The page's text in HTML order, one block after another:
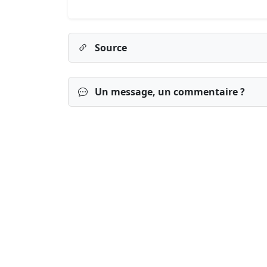
Source
Un message, un commentaire ?